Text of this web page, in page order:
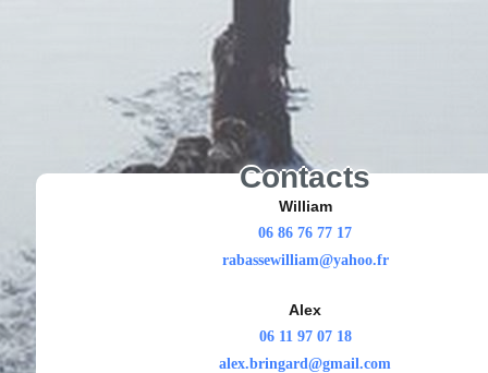
Contacts
William
06 86 76 77 17
rabassewilliam@yahoo.fr
Alex
06 11 97 07 18
alex.bringard@gmail.com